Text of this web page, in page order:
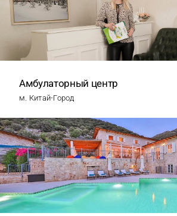
Амбулаторный центр
м. Китай-Город